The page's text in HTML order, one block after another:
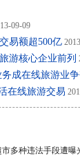
09-09
易额超500亿
游核心企业前列
成在线旅游业
在线旅游交易
多种违法手段遭曝